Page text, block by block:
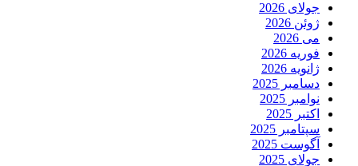
جولای 2026
ژوئن 2026
می 2026
فوریه 2026
ژانویه 2026
دسامبر 2025
نوامبر 2025
اکتبر 2025
سپتامبر 2025
آگوست 2025
جولای 2025